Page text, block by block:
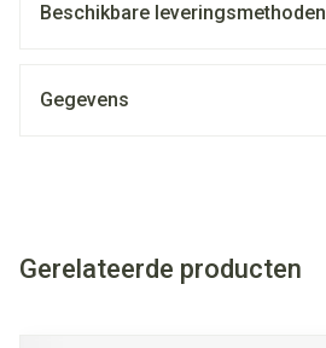
Beschikbare leveringsmethoden
Gegevens
Gerelateerde producten